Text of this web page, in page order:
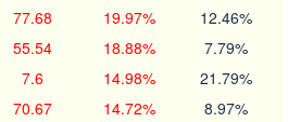
77.68 19.97% 12.46%
55.54 18.88% 7.79%
7.6 14.98% 21.79%
70.67 14.72% 8.97%